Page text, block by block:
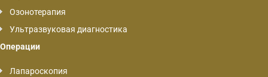
Озонотерапия
Ультразвуковая диагностика
Операции
Лапароскопия